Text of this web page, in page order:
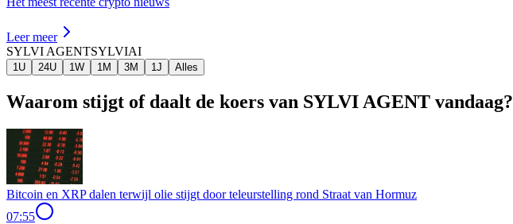
Leer meer
SYLVI AGENTSYLVIAI
1U 24U 1W 1M 3M 1J Alles
Waarom stijgt of daalt de koers van SYLVI AGENT vandaag?
Bitcoin en XRP dalen terwijl olie stijgt door teleurstelling rond Straat van Hormuz
07:55